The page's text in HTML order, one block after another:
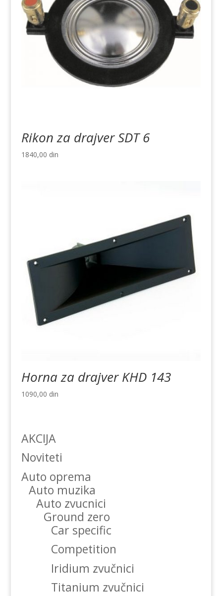
Rikon za drajver SDT 6
1840,00 din
Horna za drajver KHD 143
1090,00 din
AKCIJA
Noviteti
Auto oprema
Auto muzika
Auto zvucnici
Ground zero
Car specific
Competition
Iridium zvučnici
Titanium zvučnici